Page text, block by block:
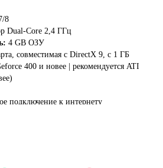
денег в игре.
режиме не требуется
Однако вы не сможете использовать новые
начинать новые миссии.
этого расширения требуется
Simulator 2015!
8
Dual-Core 2,4 ГГц
4 GB ОЗУ
совместимая с DirectX 9, с 1 ГБ
400 и новее | рекомендуется ATI
подключение к интернету